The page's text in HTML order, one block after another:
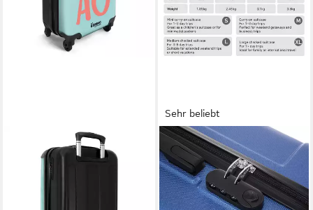
NOBORINGSUITCASES.COM©
Hartschalen-Trolley Blau mit
rosa Zitat 'ciao' 55x35x20cm,
Sehr beliebt
YONSLY
Hartschalen-Trolley
Hartschalen-Koffer Trolley
360° Rollen, robuster
Reisekoffer, 4 Rollen, mit